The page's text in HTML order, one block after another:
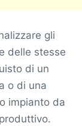
gli
delle stesse
di un
o di una
impianto da